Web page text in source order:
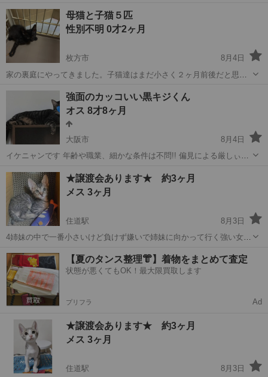
べてとても元気です 一緒に捕獲したメス猫ととても仲良しでしたが メ
ス猫が他のシェルターに行...
大阪 大阪市 野江駅 猫
母猫と子猫５匹
性別不明 0才2ヶ月
枚方市
8月4日
家の裏庭にやってきました。子猫達はまだ小さく２ヶ月前後だと思い
ます。子猫は５匹います。 保護予定のためまだわからず、 子猫に慣れ
た方、 保護猫ちゃんに慣...
枚方市
強面のカッコいい黒キジくん
オス 8才8ヶ月
大阪市
8月4日
イケニャンです 年齢や職業、細かな条件は不問!! 偏見による厳しぃ条
します 敢えてお写真は掲載しておりません 性格重視でお迎えをして頂
きた...
大阪 大阪市 猫 性格
★譲渡会あります★ 約3ヶ月
メス 3ヶ月
住道駅
8月3日
4姉妹の中で一番小さいけど負けず嫌いで姉妹に向かって行く強い女の
絡がありすぐに駆けつけました。段ボールの中を見ると産まれて2週間
も経ってない乳飲みだったので保...
大阪 大東市 住道駅 猫 トライアル
【夏のタンス整理👘】着物をまとめて査定
状態が悪くてもOK！最大限買取します
プリフラ Ad
★譲渡会あります★ 約3ヶ月
メス 3ヶ月
住道駅
8月3日